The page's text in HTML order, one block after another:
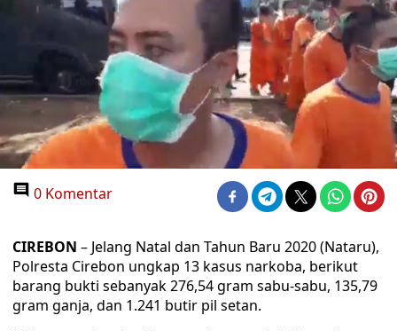
0 Komentar
CIREBON – Jelang Natal dan Tahun Baru 2020 (Nataru),
Polresta Cirebon ungkap 13 kasus narkoba, berikut
barang bukti sebanyak 276,54 gram sabu-sabu, 135,79
gram ganja, dan 1.241 butir pil setan.